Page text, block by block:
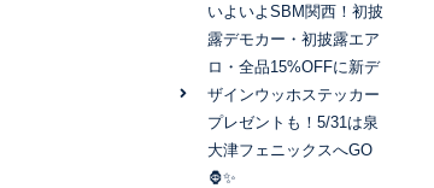
いよいよSBM関西！初披
露デモカー・初披露エア
ロ・全品15%OFFに新デ
ザインウッホステッカー
プレゼントも！5/31は泉
大津フェニックスへGO
🦍✨